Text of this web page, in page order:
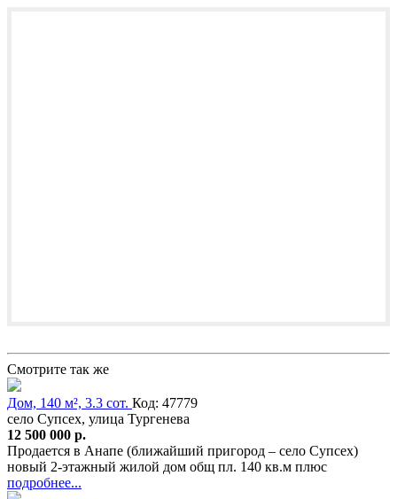
Смотрите так же
Дом, 140 м², 3.3 сот. Код: 47779
село Супсех, улица Тургенева
12 500 000 р.
Продается в Анапе (ближайший пригород – село Супсех)
новый 2-этажный жилой дом общ пл. 140 кв.м плюс
подробнее...